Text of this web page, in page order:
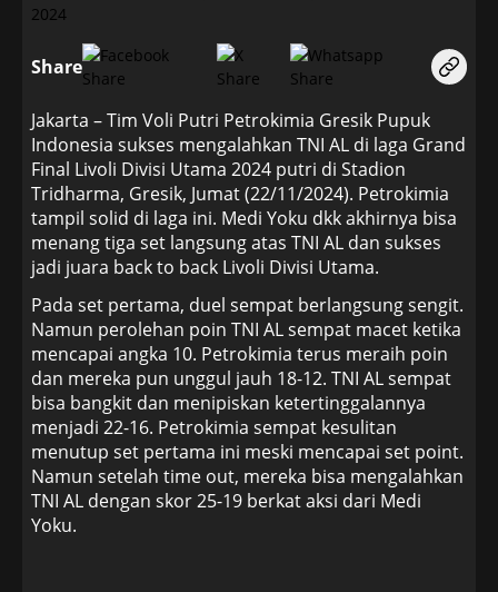
Share
Jakarta – Tim Voli Putri Petrokimia Gresik Pupuk
Indonesia sukses mengalahkan TNI AL di laga Grand
Final Livoli Divisi Utama 2024 putri di Stadion
Tridharma, Gresik, Jumat (22/11/2024). Petrokimia
tampil solid di laga ini. Medi Yoku dkk akhirnya bisa
menang tiga set langsung atas TNI AL dan sukses
jadi juara back to back Livoli Divisi Utama.
Pada set pertama, duel sempat berlangsung sengit.
Namun perolehan poin TNI AL sempat macet ketika
mencapai angka 10. Petrokimia terus meraih poin
dan mereka pun unggul jauh 18-12. TNI AL sempat
bisa bangkit dan menipiskan ketertinggalannya
menjadi 22-16. Petrokimia sempat kesulitan
menutup set pertama ini meski mencapai set point.
Namun setelah time out, mereka bisa mengalahkan
TNI AL dengan skor 25-19 berkat aksi dari Medi
Yoku.